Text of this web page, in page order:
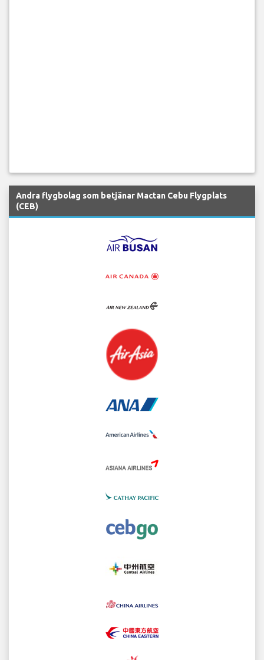
Andra flygbolag som betjänar Mactan Cebu Flygplats
(CEB)